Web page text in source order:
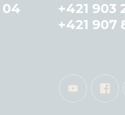
04
+421 903
+421 907